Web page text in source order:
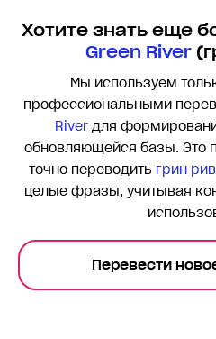
Хотите знать еще
Green River
Мы используем
профессиональными
Riverдля
обновляющейся базы. Это
точно переводить грин
целые фразы, учитывая
Перевести